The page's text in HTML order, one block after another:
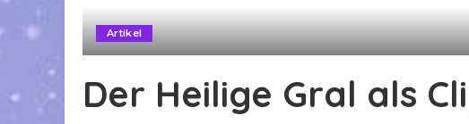
Artikel
Der Heilige Gral als